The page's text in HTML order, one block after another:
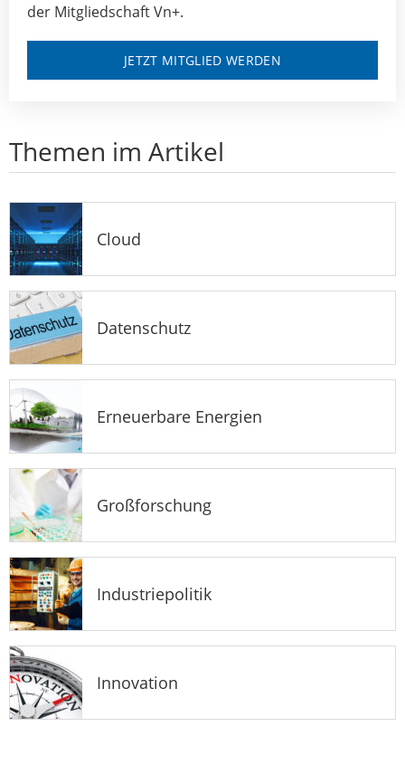
der Mitgliedschaft Vn+.
JETZT MITGLIED WERDEN
Themen im Artikel
Cloud
Datenschutz
Erneuerbare Energien
Großforschung
Industriepolitik
Innovation